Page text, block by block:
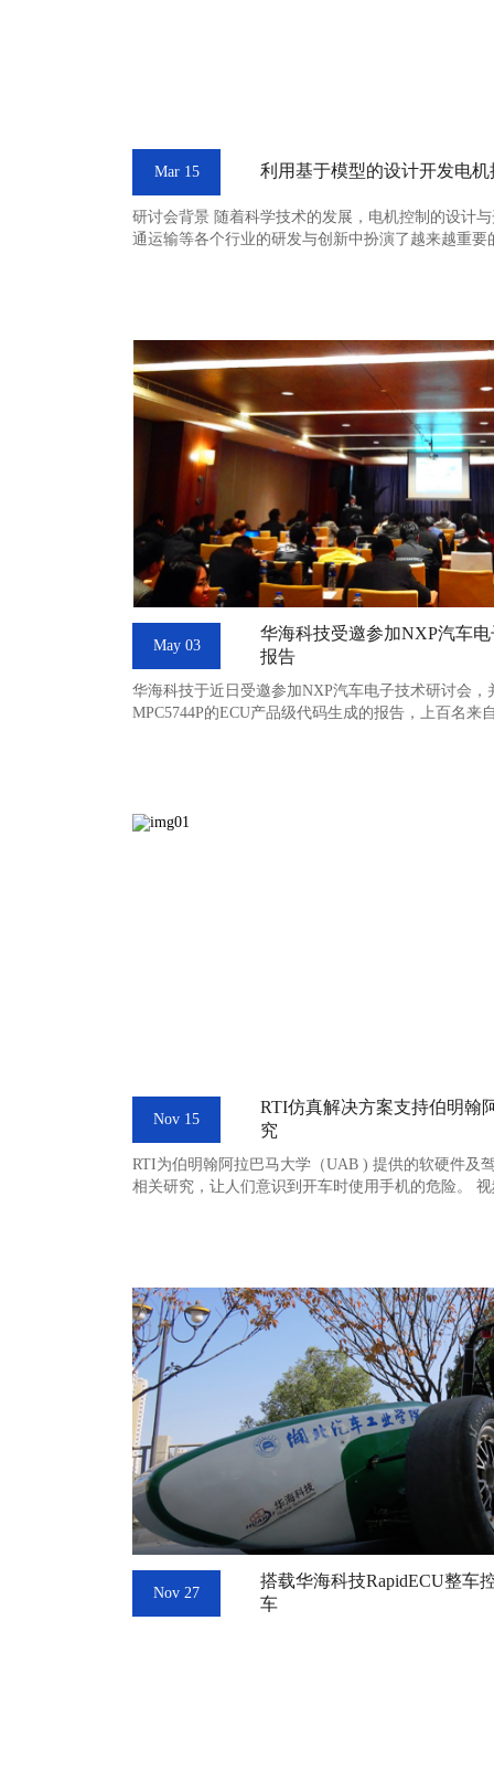
Mar 15 利用基于模型的设计开发电机
研讨会背景 随着科学技术的发展，电机控制的设计
通运输等各个行业的研发与创新中扮演了越来越重要
May 03
华海科技受邀参加NXP汽车
报告
华海科技于近日受邀参加NXP汽车电子技术研讨会，
MPC5744P的ECU产品级代码生成的报告，上百名来
Nov 15
RTI仿真解决方案支持伯明翰
究
RTI为伯明翰阿拉巴马大学（UAB ) 提供的软硬件及
相关研究，让人们意识到开车时使用手机的危险。
Nov 27
搭载华海科技RapidECU整车
车